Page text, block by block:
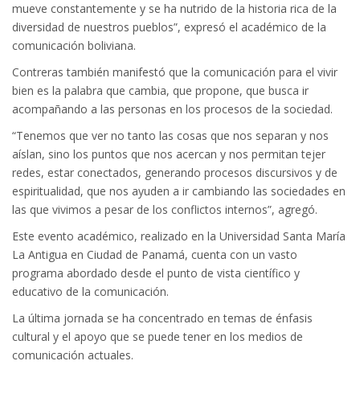
mueve constantemente y se ha nutrido de la historia rica de la
diversidad de nuestros pueblos”, expresó el académico de la
comunicación boliviana.
Contreras también manifestó que la comunicación para el vivir
bien es la palabra que cambia, que propone, que busca ir
acompañando a las personas en los procesos de la sociedad.
“Tenemos que ver no tanto las cosas que nos separan y nos
aíslan, sino los puntos que nos acercan y nos permitan tejer
redes, estar conectados, generando procesos discursivos y de
espiritualidad, que nos ayuden a ir cambiando las sociedades en
las que vivimos a pesar de los conflictos internos”, agregó.
Este evento académico, realizado en la Universidad Santa María
La Antigua en Ciudad de Panamá, cuenta con un vasto
programa abordado desde el punto de vista científico y
educativo de la comunicación.
La última jornada se ha concentrado en temas de énfasis
cultural y el apoyo que se puede tener en los medios de
comunicación actuales.